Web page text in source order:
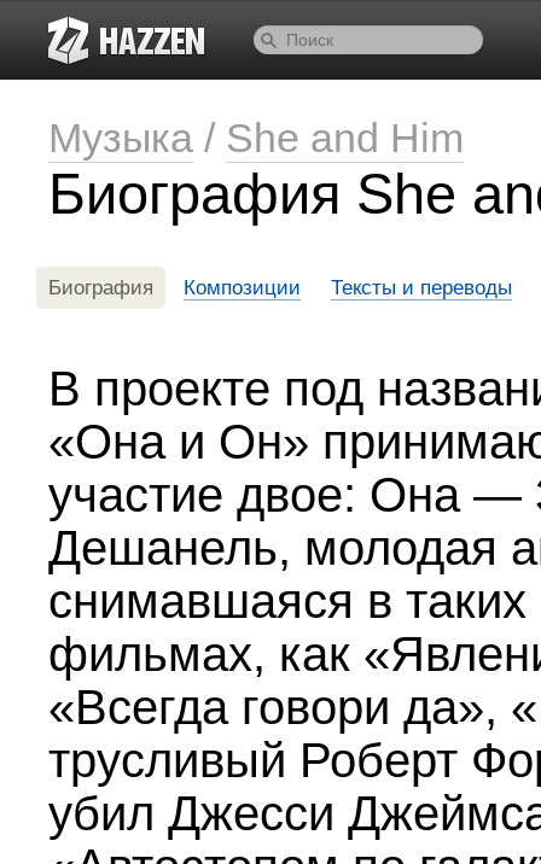
Музыка / She and Him
Биография She
Биография Композиции Тексты и переводы
В проекте под
«Она и Он»
участие двое: Она —
Дешанель, молодая
снимавшаяся в таких
фильмах, как
«Всегда говори да»,
трусливый Роберт
убил Джесси